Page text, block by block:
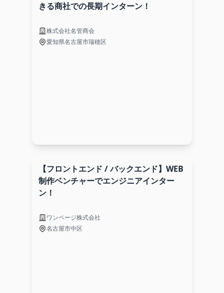
きる商社での長期インターン！
株式会社名管商会
愛知県名古屋市瑞穂区
【フロントエンド / バックエンド】WEB
制作ベンチャーでエンジニアインター
ン！
ワンページ株式会社
名古屋市中区